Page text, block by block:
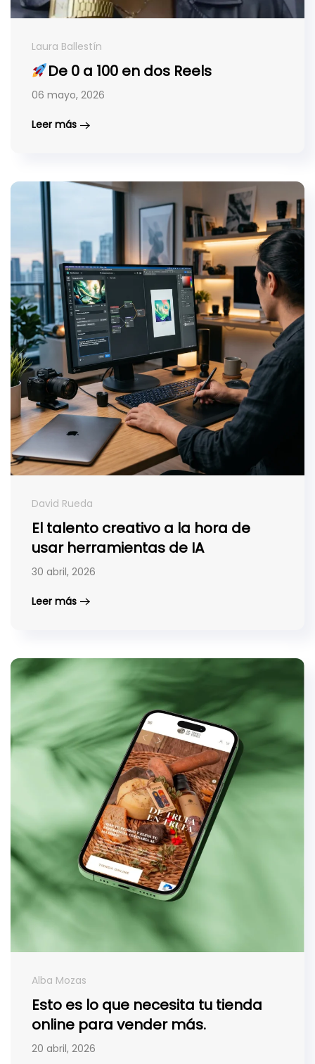
Laura Ballestín
De 0 a 100 en dos Reels
06 mayo, 2026
Leer más
David Rueda
El talento creativo a la hora de
usar herramientas de IA
30 abril, 2026
Leer más
Alba Mozas
Esto es lo que necesita tu tienda
online para vender más.
20 abril, 2026